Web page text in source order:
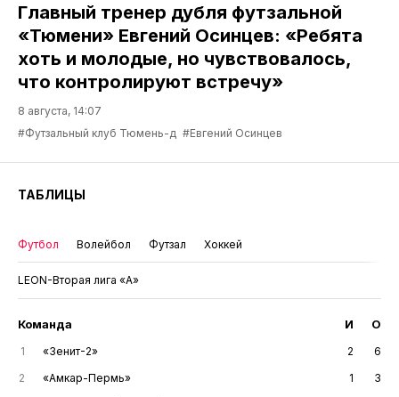
Главный тренер дубля футзальной
«Тюмени» Евгений Осинцев: «Ребята
хоть и молодые, но чувствовалось,
что контролируют встречу»
8 августа, 14:07
#Футзальный клуб Тюмень-д #Евгений Осинцев
ТАБЛИЦЫ
Футбол Волейбол Футзал Хоккей
LEON-Вторая лига «А»
Команда И О
1 «Зенит-2» 2
6
2
«Амкар-Пермь» 1
3